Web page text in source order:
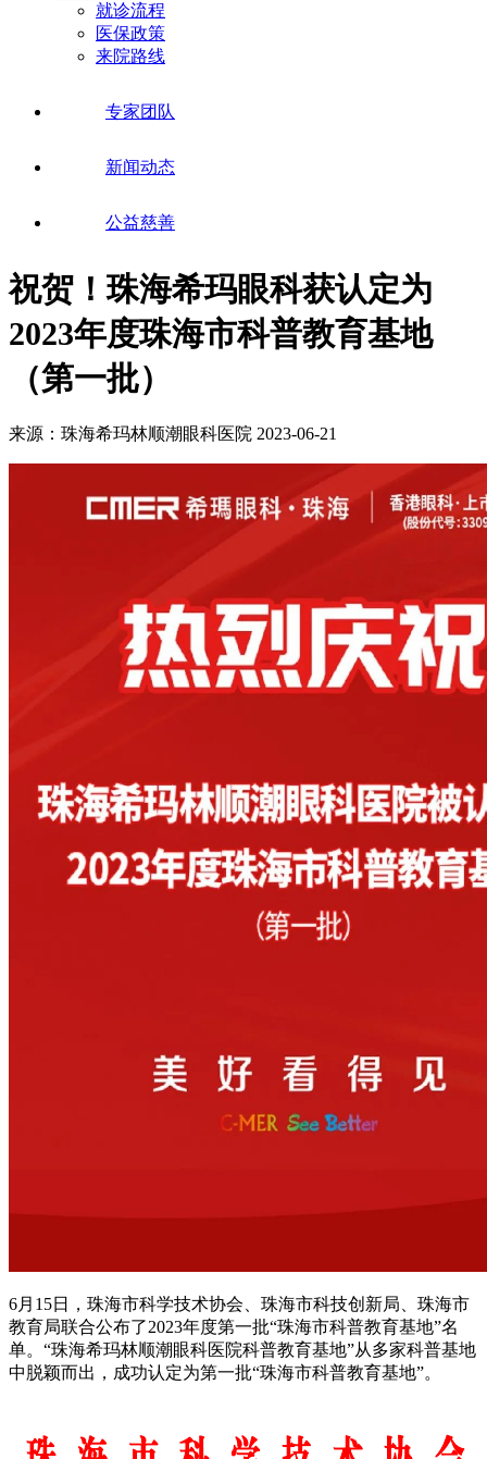
就诊流程
医保政策
来院路线
专家团队
新闻动态
公益慈善
祝贺！珠海希玛眼科获认定为
2023年度珠海市科普教育基地
（第一批）
来源：珠海希玛林顺潮眼科医院 2023-06-21
6月15日，珠海市科学技术协会、珠海市科技创新局、珠海市
教育局联合公布了2023年度第一批“珠海市科普教育基地”名
单。“珠海希玛林顺潮眼科医院科普教育基地”从多家科普基地
中脱颖而出，成功认定为第一批“珠海市科普教育基地”。